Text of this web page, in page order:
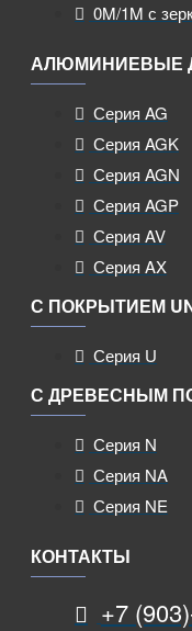
0M/1M с
АЛЮМИНИЕВЫЕ
Серия AG
Серия AGK
Серия AGN
Серия AGP
Серия AV
Серия AX
С ПОКРЫТИЕМ
Серия U
С ДРЕВЕСНЫМ
Серия N
Серия NA
Серия NE
КОНТАКТЫ
+7